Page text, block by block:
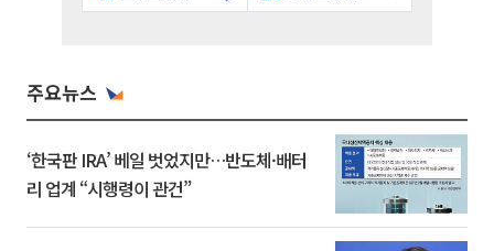
주요뉴스
‘한국판 IRA’ 베일 벗었지만…반도체·배터
리 업계 “시행령이 관건”